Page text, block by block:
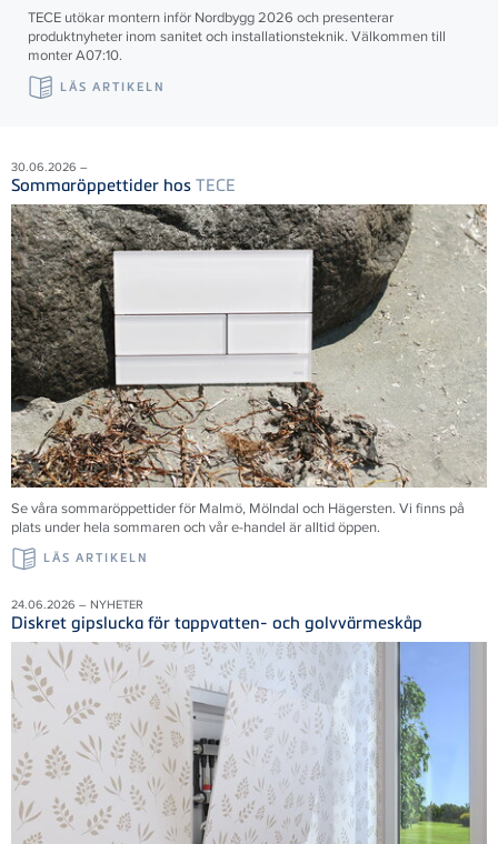
TECE utökar montern inför Nordbygg 2026 och presenterar
produktnyheter inom sanitet och installationsteknik. Välkommen till
monter A07:10.
LÄS ARTIKELN
30.06.2026 –
Sommaröppettider hos TECE
Se våra sommaröppettider för Malmö, Mölndal och Hägersten. Vi finns på
plats under hela sommaren och vår e-handel är alltid öppen.
LÄS ARTIKELN
24.06.2026 – NYHETER
Diskret gipslucka för tappvatten- och golvvärmeskåp